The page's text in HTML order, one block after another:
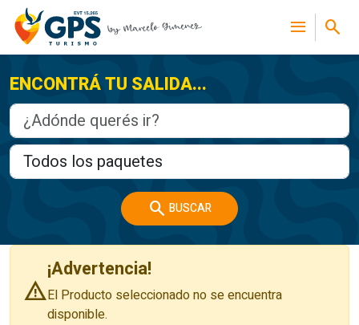
menu search
ENCONTRÁ TU SALIDA...
search BUSCAR
warning
¡Advertencia!
El Producto seleccionado no se encuentra
disponible.